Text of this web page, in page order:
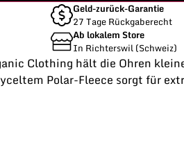
Geld-zurück-Garantie
27 Tage Rückgaberecht
Ab lokalem Store
In Richterswil (Schweiz)
Clothing hält die Ohren
Polar-Fleece sorgt für